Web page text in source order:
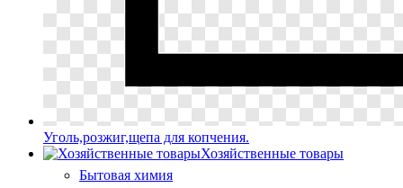
Уголь,розжиг,щепа для копчения.
Хозяйственные товары
Бытовая химия